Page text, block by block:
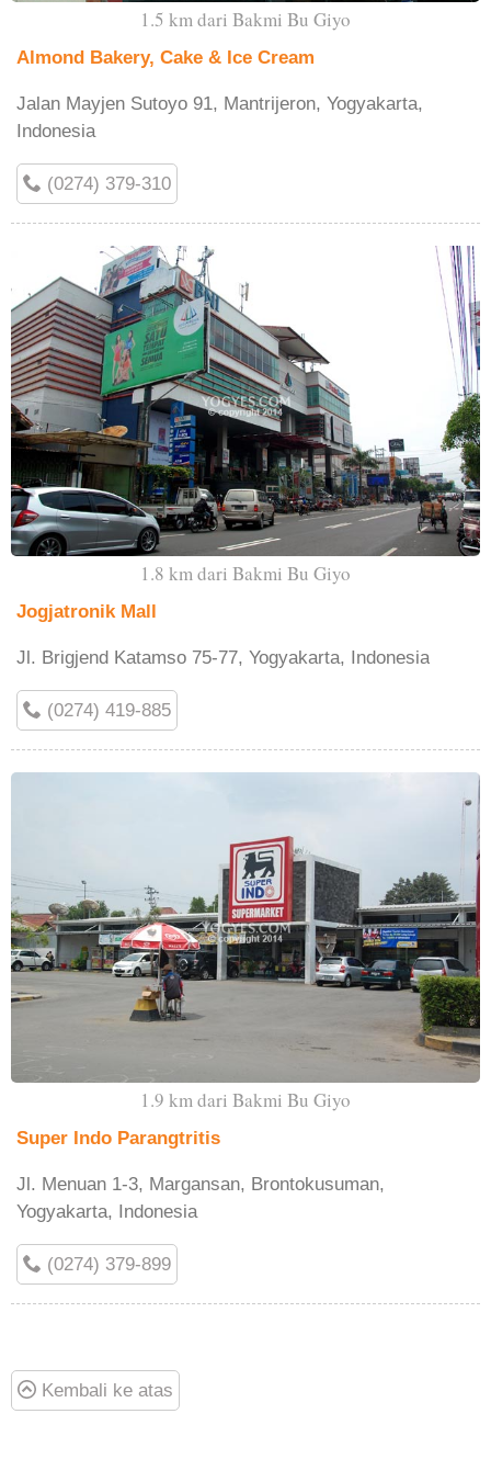
1.5 km dari Bakmi Bu Giyo
Almond Bakery, Cake & Ice Cream
Jalan Mayjen Sutoyo 91, Mantrijeron, Yogyakarta,
Indonesia
(0274) 379-310
1.8 km dari Bakmi Bu Giyo
Jogjatronik Mall
Jl. Brigjend Katamso 75-77, Yogyakarta, Indonesia
(0274) 419-885
1.9 km dari Bakmi Bu Giyo
Super Indo Parangtritis
Jl. Menuan 1-3, Margansan, Brontokusuman,
Yogyakarta, Indonesia
(0274) 379-899
Kembali ke atas